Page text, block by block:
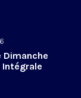
Dimanche
Intégrale